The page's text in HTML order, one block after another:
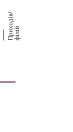
П
р
их
о
д
і
в
/
ф
і
л
ій